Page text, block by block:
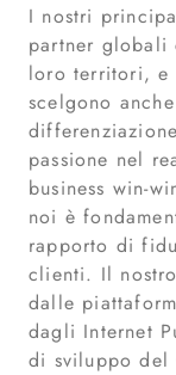
I nostri
partner
loro territori, e
scelgono
passione nel
business win-
noi è
rapporto di
clienti. Il
dalle
dagli Internet
di sviluppo del